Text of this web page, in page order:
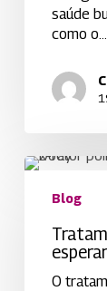
saúde
como o…
Tratamento
canal:
esperar
Blog
O